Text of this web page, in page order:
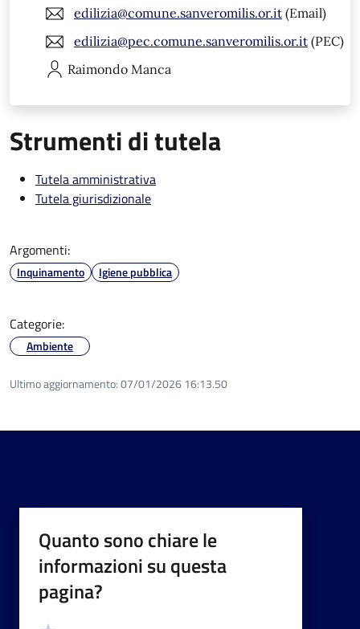
edilizia@comune.sanveromilis.or.it (Email)
edilizia@pec.comune.sanveromilis.or.it (PEC)
Raimondo Manca
Strumenti di tutela
Tutela amministrativa
Tutela giurisdizionale
Argomenti:
Inquinamento Igiene pubblica
Categorie:
Ambiente
Ultimo aggiornamento:07/01/2026 16:13.50
Quanto sono chiare le
informazioni su questa
pagina?